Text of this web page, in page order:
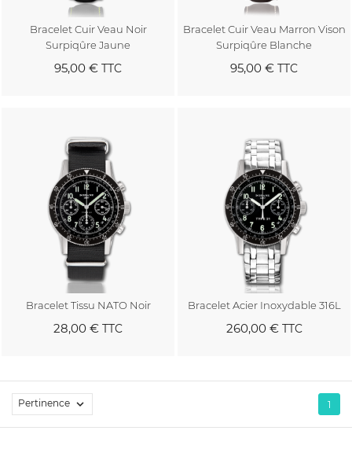
Bracelet Cuir Veau Noir
Surpiqûre Jaune
95,00 € TTC
Bracelet Cuir Veau Marron Vison
Surpiqûre Blanche
95,00 € TTC
Bracelet Tissu NATO Noir
28,00 € TTC
Bracelet Acier Inoxydable 316L
260,00 €TTC
Pertinence  1